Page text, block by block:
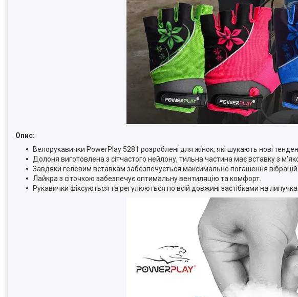
Опис:
Велорукавички PowerPlay 5281 розроблені для жінок, які шукають нові
Долоня виготовлена з сітчастого нейлону, тильна частина має вставку з
Завдяки гелевим вставкам забезпечується максимальне погашення вібрацій.
Лайкра з сіточкою забезпечує оптимальну вентиляцію та комфорт.
Рукавички фіксуються та регулюються по всій довжині застібками на